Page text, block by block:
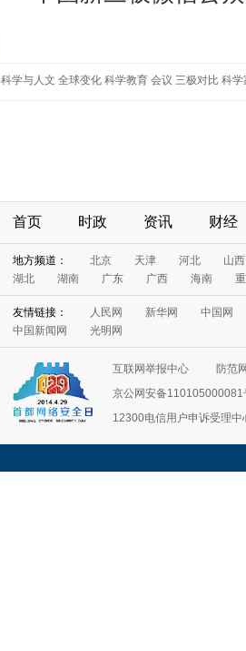
科学与人文 全球变化 科学教育 会议 三极对比 科学
首页 时政 资讯 财经
地方频道： 北京 天津 河北
山西
湖北
湖南 广东 广西 海南
友情链接： 人民网 新华网
中国网
中国新闻网
光明网
互联网举报中心
防范
京公网安备110105000081
12300电信用户申诉受理中